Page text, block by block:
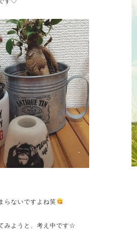
らないですよね笑
みようと、考え中です☆